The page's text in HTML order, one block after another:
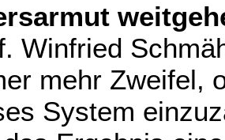
Winfried
mehr Zweifel,
System